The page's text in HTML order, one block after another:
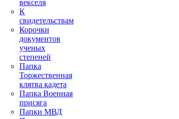
векселя
К
свидетельствам
Корочки
документов
ученых
степеней
Папка
Торжественная
клятва кадета
Папка Военная
присяга
Папки МВД